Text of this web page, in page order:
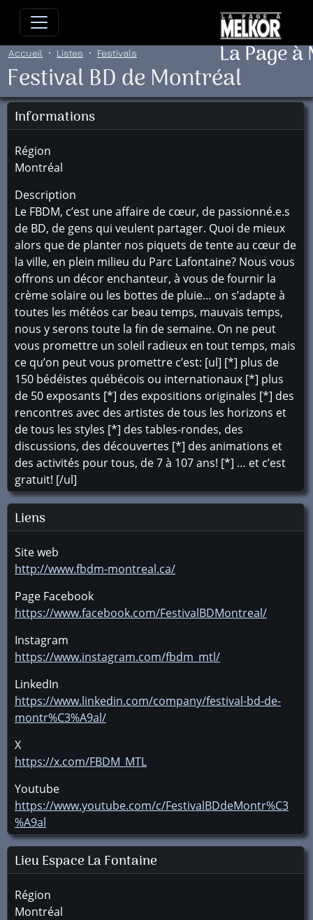
Allez directement au contenu
La Page
Accueil Listes Festivals
Festival BD de Montréal
Informations
Région
Montréal
Description
Le FBDM, c’est une affaire de cœur, de passionné.e.s
de BD, de gens qui veulent partager. Quoi de mieux
alors que de planter nos piquets de tente au cœur de
la ville, en plein milieu du Parc Lafontaine? Nous vous
offrons un décor enchanteur, à vous de fournir la
crème solaire ou les bottes de pluie… on s’adapte à
toutes les météos car beau temps, mauvais temps,
nous y serons toute la fin de semaine. On ne peut
vous promettre un soleil radieux en tout temps, mais
ce qu’on peut vous promettre c’est: [ul] [*] plus de
150 bédéistes québécois ou internationaux [*] plus
de 50 exposants [*] des expositions originales [*] des
rencontres avec des artistes de tous les horizons et
de tous les styles [*] des tables-rondes, des
discussions, des découvertes [*] des animations et
des activités pour tous, de 7 à 107 ans! [*] … et c’est
gratuit! [/ul]
Liens
Site web
http://www.fbdm-montreal.ca/
Page Facebook
https://www.facebook.com/FestivalBDMontreal/
Instagram
https://www.instagram.com/fbdm_mtl/
LinkedIn
https://www.linkedin.com/company/festival-bd-de-
montr%C3%A9al/
X
https://x.com/FBDM_MTL
Youtube
https://www.youtube.com/c/FestivalBDdeMontr%C3
%A9al
Lieu Espace La Fontaine
Région
Montréal